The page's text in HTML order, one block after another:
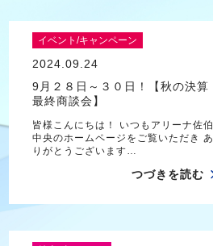
イベント/キャンペーン
2024.09.24
9月２８日～３０日！【秋の決算
最終商談会】
皆様こんにちは！ いつもアリーナ佐伯
中央のホームページをご覧いただき あ
りがとうございます…
つづきを読む